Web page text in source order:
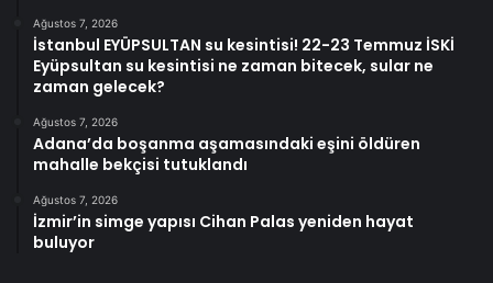
Ağustos 7, 2026
İstanbul EYÜPSULTAN su kesintisi! 22-23 Temmuz İSKİ
Eyüpsultan su kesintisi ne zaman bitecek, sular ne
zaman gelecek?
Ağustos 7, 2026
Adana’da boşanma aşamasındaki eşini öldüren
mahalle bekçisi tutuklandı
Ağustos 7, 2026
İzmir’in simge yapısı Cihan Palas yeniden hayat
buluyor